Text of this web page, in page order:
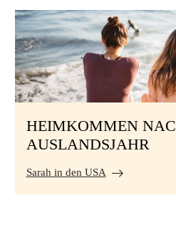
HEIMKOMMEN
AUSLANDSJAHR
Sarah in den USA